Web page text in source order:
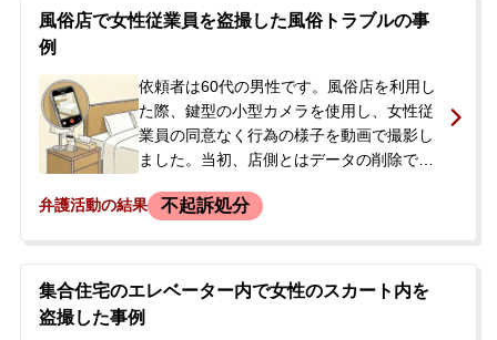
者が多数にのぼるため示談が困難であると
考え、今後の対応についてアドバイスを求
た。
風俗店で女性従業員を盗撮した風俗トラブルの事
例
依頼者は60代の男性です。風俗店を利用し
た際、鍵型の小型カメラを使用し、女性従
業員の同意なく行為の様子を動画で撮影し
ました。当初、店側とはデータの削除で話
通報されてしまいました。<br /> 依頼者は
が成立し、「被害届を提出しない」という
内容の示談書も取り交わしました。しか
し、その後も警察の捜査は続き、自宅にあ
弁護活動の結果 不起訴処分
集合住宅のエレベーター内で女性のスカート内を
盗撮した事例